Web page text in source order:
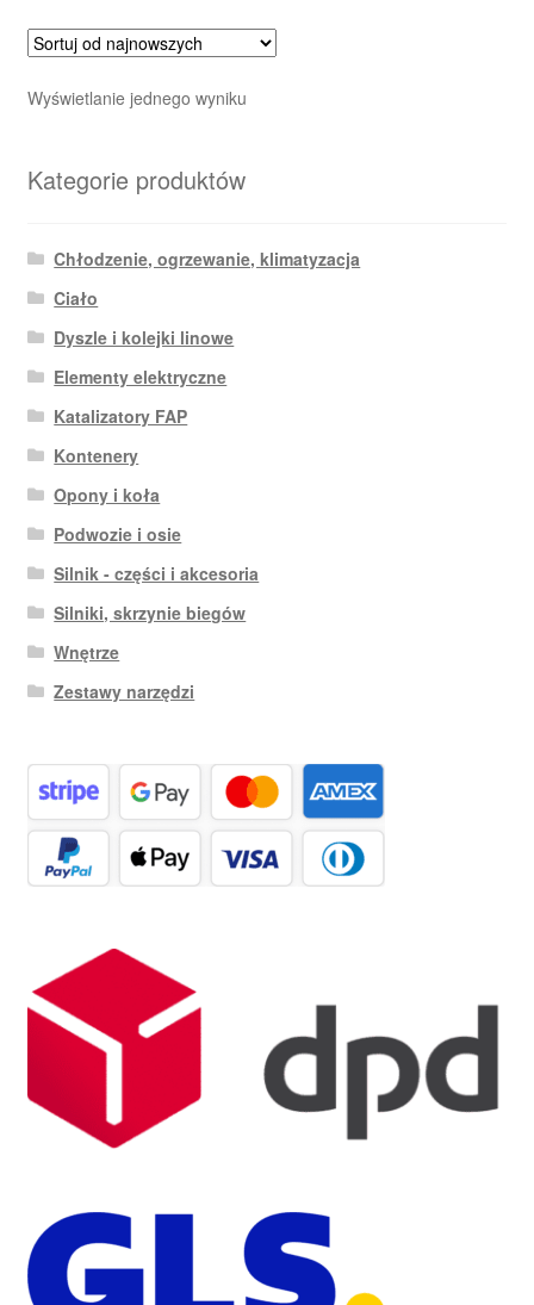
Wyświetlanie jednego wyniku
Kategorie produktów
Chłodzenie, ogrzewanie, klimatyzacja
Ciało
Dyszle i kolejki linowe
Elementy elektryczne
Katalizatory FAP
Kontenery
Opony i koła
Podwozie i osie
Silnik - części i akcesoria
Silniki, skrzynie biegów
Wnętrze
Zestawy narzędzi